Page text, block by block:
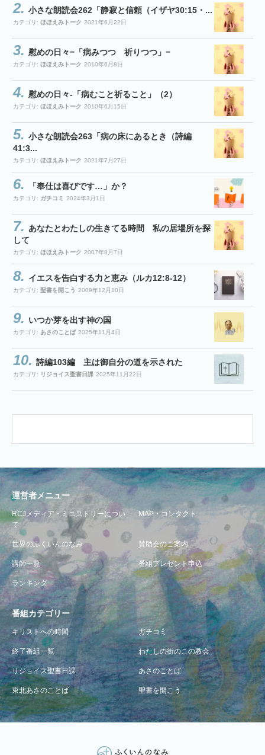
小さな朗読会262「静寂と信頼（イザヤ30:15・...
カテゴリ: ほほえみトーク 2021年6月22日
慰めの日々−「病みつつ 祈りつつ」−
カテゴリ: ほほえみトーク 2010年6月8日
慰めの日々-「病むこと祈ること」（2）
カテゴリ: ほほえみトーク 2010年6月15日
小さな朗読会263「病の床にあるとき（詩編
41:3...
カテゴリ: ほほえみトーク 2021年7月27日
「奉仕は喜びです…」か？
カテゴリ: ガチコミ 2024年3月1日
あなたとわたしの生きてる時間 私の居場所を探
して
カテゴリ: ほほえみトーク 2007年8月7日
イエスを告白する力と恵み（ルカ12:8-12）
カテゴリ: 聖書を開こう 2009年12月10日
いつか芽を出す神の国
カテゴリ: あさのことば 2025年11月4日
詩編103編 主は御自分の道を示された
カテゴリ: リジョイス聖書日課 2025年11月22日
運営者メニュー
RCJメディア・ミニストリーについ
て
MAP・コンタクト
世界のふくいんのなみ 賛助会のご案内
講師一覧 番組プレゼント申込
ランキング
番組カテゴリー
キリストへの時間 ガチコミ
終了番組一覧 わたしの街のこの教会
リジョイス聖書日課 あさのことば
東北あさのことば 聖書を開こう